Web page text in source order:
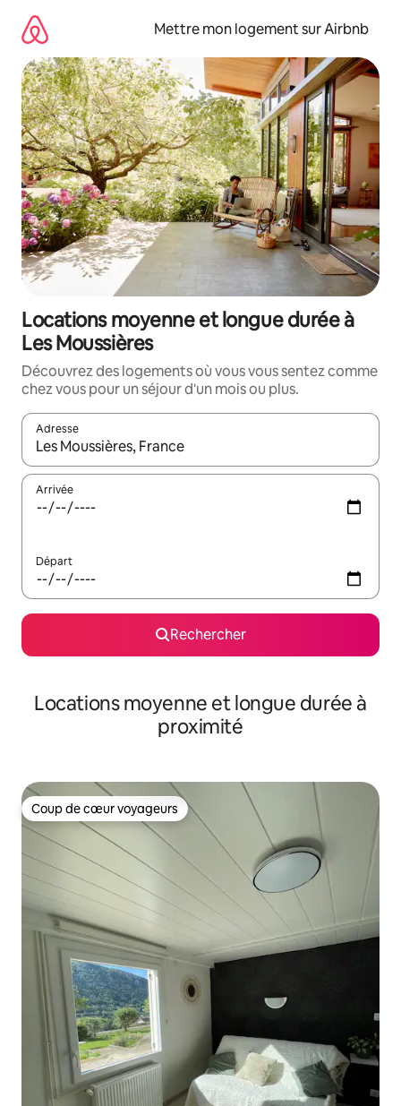
directement
contenu
Mettre mon logement sur Airbnb
Locations moyenne et longue durée à
Les Moussières
Découvrez des logements où vous vous sentez comme
chez vous pour un séjour d'un mois ou plus.
Adresse
Lorsque les résultats s'affichent, utilisez les flèches vers le
Arrivée
Départ
Rechercher
Locations moyenne et longue durée à
proximité
Coup de cœur voyageurs
Coup de cœur voyageurs